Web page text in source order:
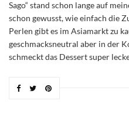
Sago“ stand schon lange auf
schon gewusst, wie einfach die
Perlen gibt es im Asiamarkt zu
geschmacksneutral aber in der
schmeckt das Dessert super